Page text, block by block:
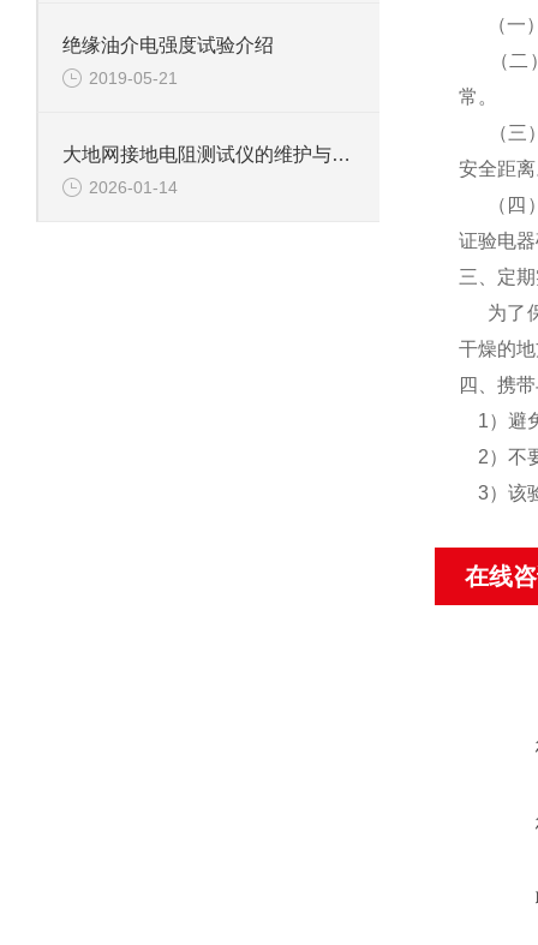
绝缘油介电强度试验介绍
2019-05-21
大地网接地电阻测试仪的维护与清洁注意事项
2026-01-14
（一）
（二）
常。
（三）
安全距
（四）
证验电
三、定
为了保
干燥的
四、携
1）避
2）不
3）该
在线